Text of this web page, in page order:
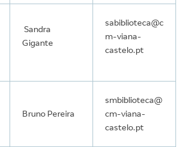
Sandra
Gigante
sabiblioteca@c
m-viana-
castelo.pt
Bruno Pereira
smbiblioteca@
cm-viana-
castelo.pt